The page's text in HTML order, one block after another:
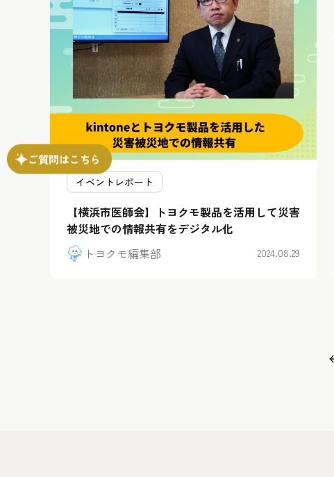
イベントレポート
【横浜市医師会】トヨクモ製品を活用して災害
被災地での情報共有をデジタル化
トヨクモ編集部
2024.08.29
ご質問はこちら